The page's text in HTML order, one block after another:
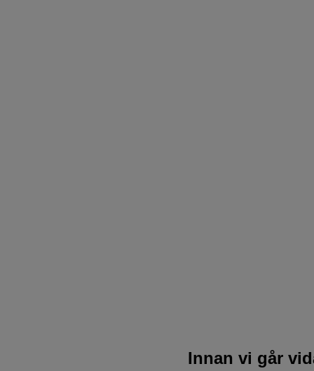
Innan vi går